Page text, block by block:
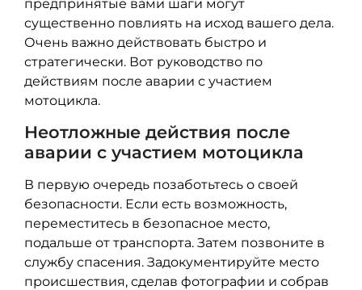
предпринятые вами шаги могут
существенно повлиять на исход вашего дела.
Очень важно действовать быстро и
стратегически. Вот руководство по
действиям после аварии с участием
мотоцикла.
Неотложные действия после
аварии с участием мотоцикла
В первую очередь позаботьтесь о своей
безопасности. Если есть возможность,
переместитесь в безопасное место,
подальше от транспорта. Затем позвоните в
службу спасения. Задокументируйте место
происшествия, сделав фотографии и собрав